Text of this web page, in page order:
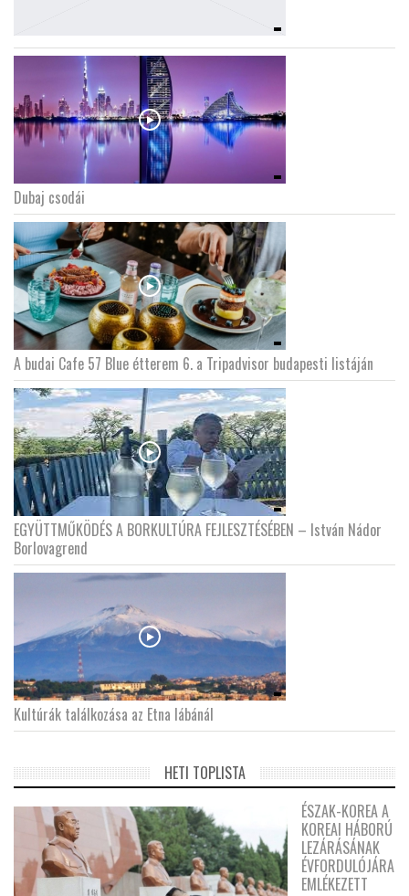
Dubaj csodái
A budai Cafe 57 Blue étterem 6. a Tripadvisor budapesti listáján
EGYÜTTMŰKÖDÉS A BORKULTÚRA FEJLESZTÉSÉBEN – István Nádor
Borlovagrend
Kultúrák találkozása az Etna lábánál
HETI TOPLISTA
ÉSZAK-KOREA A
KOREAI HÁBORÚ
LEZÁRÁSÁNAK
ÉVFORDULÓJÁRA
EMLÉKEZETT